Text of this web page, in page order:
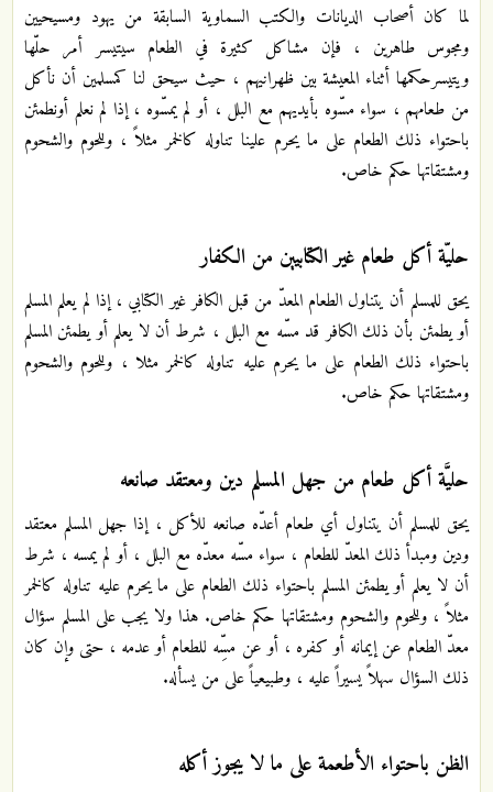
لما كان أصحاب الديانات والكتب السماوية السابقة من يهود ومسيحيين
ومجوس طاهرين ، فإن مشاكل كثيرة في الطعام سيتيسر أمر حلّها
ويتيسرحكمها أثناء المعيشة بين ظهرانيهم ، حيث سيحق لنا كمسلمين أن نأكل
من طعامهم ، سواء مسّوه بأيديهم مع البلل ، أو لم يمسّوه ، إذا لم نعلم أونطمئن
باحتواء ذلك الطعام على ما يحرم علينا تناوله كالخمر مثلاً ، وللحوم والشحوم
ومشتقاتها حكم خاص.
حليّة أكل طعام غير الكتابيين من الكفار
يحق للمسلم أن يتناول الطعام المعدّ من قبل الكافر غير الكتابي ، إذا لم يعلم المسلم
أو يطمئن بأن ذلك الكافر قد مسّه مع البلل ، شرط أن لا يعلم أو يطمئن المسلم
باحتواء ذلك الطعام على ما يحرم عليه تناوله كالخمر مثلا ، وللحوم والشحوم
ومشتقاتها حكم خاص.
حليَّة أكل طعام من جهل المسلم دين ومعتقد صانعه
يحق للمسلم أن يتناول أي طعام أعدّه صانعه للأكل ، إذا جهل المسلم معتقد
ودين ومبدأ ذلك المعدّ للطعام ، سواء مسّه معدّه مع البلل ، أو لم يمسه ، شرط
أن لا يعلم أو يطمئن المسلم باحتواء ذلك الطعام على ما يحرم عليه تناوله كالخمر
مثلاً ، وللحوم والشحوم ومشتقاتها حكم خاص. هذا ولا يجب على المسلم سؤال
معدّ الطعام عن إيمانه أو كفره ، أو عن مسِّه للطعام أو عدمه ، حتى وإن كان
ذلك السؤال سهلاً يسيراً عليه ، وطبيعياً على من يسأله.
الظن باحتواء الأطعمة على ما لا يجوز أكله